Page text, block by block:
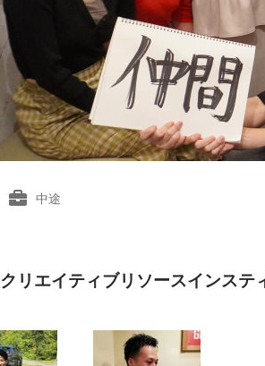
中途
リエイティブリソースインステ